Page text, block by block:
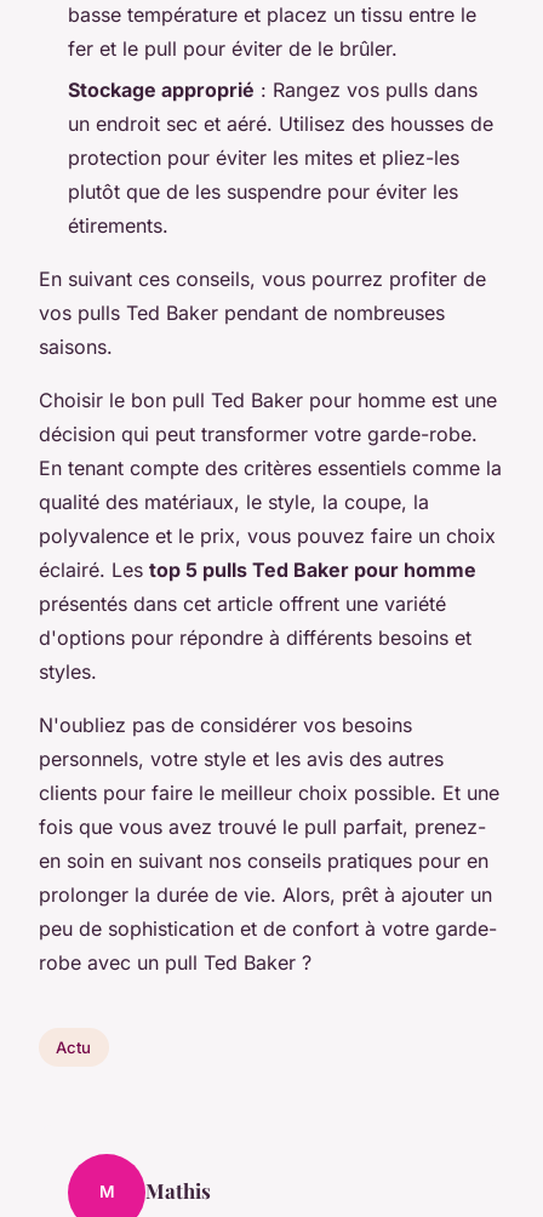
basse température et placez un tissu entre le
fer et le pull pour éviter de le brûler.
Stockage approprié : Rangez vos pulls dans
un endroit sec et aéré. Utilisez des housses de
protection pour éviter les mites et pliez-les
plutôt que de les suspendre pour éviter les
étirements.
En suivant ces conseils, vous pourrez profiter de
vos pulls Ted Baker pendant de nombreuses
saisons.
Choisir le bon pull Ted Baker pour homme est une
décision qui peut transformer votre garde-robe.
En tenant compte des critères essentiels comme la
qualité des matériaux, le style, la coupe, la
polyvalence et le prix, vous pouvez faire un choix
éclairé. Les top 5 pulls Ted Baker pour homme
présentés dans cet article offrent une variété
d'options pour répondre à différents besoins et
styles.
N'oubliez pas de considérer vos besoins
personnels, votre style et les avis des autres
clients pour faire le meilleur choix possible. Et une
fois que vous avez trouvé le pull parfait, prenez-
en soin en suivant nos conseils pratiques pour en
prolonger la durée de vie. Alors, prêt à ajouter un
peu de sophistication et de confort à votre garde-
robe avec un pull Ted Baker ?
Actu
M Mathis